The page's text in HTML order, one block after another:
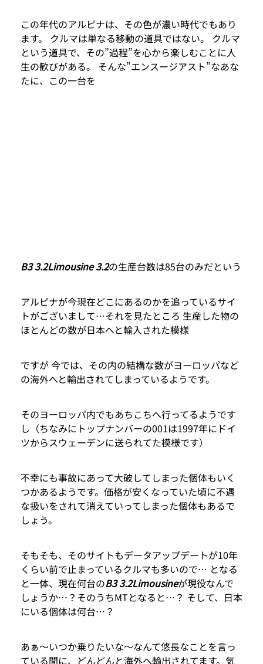
この年代のアルピナは、その色が濃い時代でもあり
ます。 クルマは単なる移動の道具ではない。 クルマ
という道具で、その”過程”を心から楽しむことに人
生の歓びがある。 そんな”エンスージアスト”なあな
たに、この一台を
B3 3.2Limousine 3.2の生産台数は85台のみだという
アルピナが今現在どこにあるのかを追っているサイ
トがございまして…それを見たところ 生産した物の
ほとんどの数が日本へと輸入された模様
ですが 今では、その内の結構な数がヨーロッパなど
の海外へと輸出されてしまっているようです。
そのヨーロッパ内でもあちこちへ行ってるようです
し（ちなみにトップナンバーの001は1997年にドイ
ツからスウェーデンに送られてた模様です）
不幸にも事故にあって大破してしまった個体もいく
つかあるようです。価格が安くなっていた頃に不遇
な扱いをされて消えていってしまった個体もあるで
しょう。
そもそも、そのサイトもデータアップデートが10年
くらい前で止まっているクルマも多いので… となる
と一体、現在何台のB3 3.2Limousineが現役なんで
しょうか…？そのうちMTとなると…？ そして、日本
にいる個体は何台…？
あぁ～いつか乗りたいな～なんて悠長なことを言っ
ている間に、どんどんと海外へ輸出されてます。気